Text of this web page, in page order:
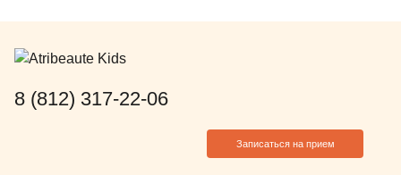
8 (812) 317-22-06
Записаться на прием